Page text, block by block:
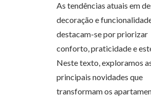
As tendências atuais em
decoração e
destacam-se por priorizar
conforto, praticidade e
Neste texto, exploramos
principais novidades que
transformam os